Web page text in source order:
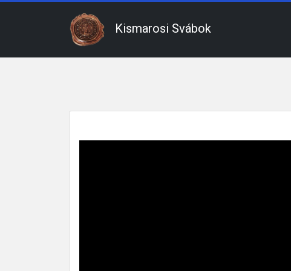
Kismarosi Svábok